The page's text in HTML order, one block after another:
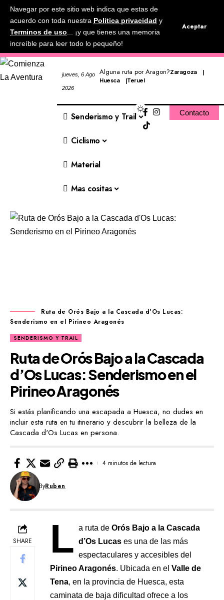
Navegar por este sitio web indica que estas de
acuerdo con toda nuestra Politica privacidad y
Terminos de uso... ¡y que tienes una memoria
increíble para leer todo lo pequeño!
Aceptar
jueves, 6 Ago
2026
Alguna ruta por Aragon?Zaragoza
Huesca
Teruel
Senderismo y Trail
Ciclismo
Material
Mas cositas
Contacto
Ruta de Orós Bajo a la Cascada d'Os Lucas:
Senderismo en el Pirineo Aragonés
SENDERISMO Y TRAIL
Ruta de Orós Bajo a la Cascada
d’Os Lucas: Senderismo en el
Pirineo Aragonés
Si estás planificando una escapada a Huesca, no dudes en
incluir esta ruta en tu itinerario y descubrir la belleza de la
Cascada d'Os Lucas en persona.
ByRuben
4 minutos de lectura
SHARE L a ruta de Orós Bajo a la Cascada
d’Os Lucas es una de las más
espectaculares y accesibles del
Pirineo Aragonés. Ubicada en el Valle de
Tena, en la provincia de Huesca, esta
caminata de baja dificultad ofrece a los